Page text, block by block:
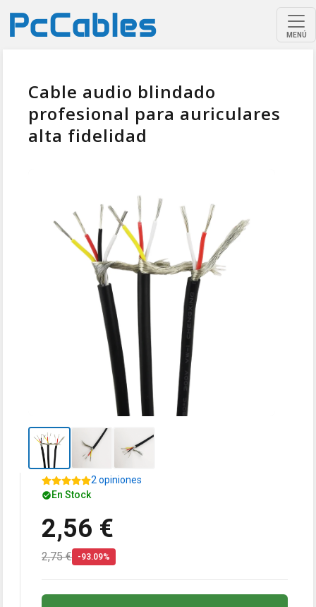
MENÚ
Cable audio blindado
profesional para auriculares
alta fidelidad
2 opiniones
En Stock
2,56 €
2,75 € -93.09%